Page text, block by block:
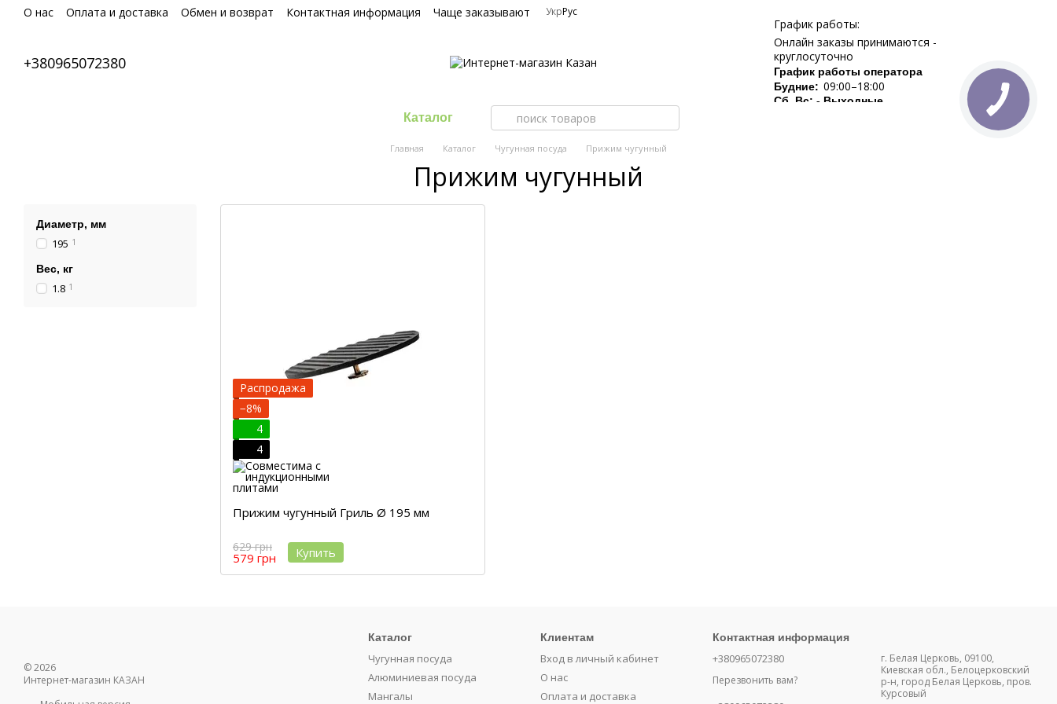
Перейти к основному контенту
О нас Оплата и доставка Обмен и возврат Контактная информация Чаще заказывают УкрРус
+380965072380
График работы:
Онлайн заказы принимаются -
круглосуточно
График работы оператора
Будние: 09:00–18:00
Сб, Вс: - Выходные
Каталог
Главная Каталог Чугунная посуда Прижим чугунный
Прижим чугунный
Распродажа
−8%
4
4
Прижим чугунный Гриль Ø 195 мм
629 грн
579 грн Купить
Диаметр, мм
195 1
Вес, кг
1.8 1
© 2026
Интернет-магазин КАЗАН
Каталог
Чугунная посуда
Алюминиевая посуда
Мангалы
Клиентам
Вход в личный кабинет
О нас
Оплата и доставка
Контактная информация
+380965072380
Перезвонить вам?
г. Белая Церковь, 09100,
Киевская обл., Белоцерковский
р-н, город Белая Церковь, пров.
Курсовый